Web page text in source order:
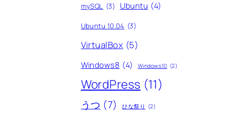
mySQL (3) Ubuntu (4)
Ubuntu 10.04 (3)
VirtualBox (5)
Windows8 (4) Windows10 (2)
WordPress (11)
うつ (7) ひな祭り (2)